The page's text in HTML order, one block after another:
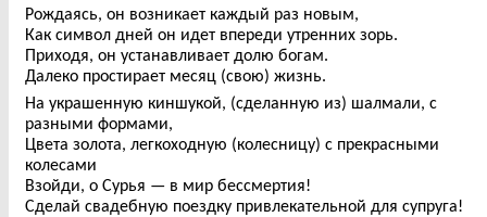
Рождаясь, он возникает каждый раз новым,
Как символ дней он идет впереди утренних зорь.
Приходя, он устанавливает долю богам.
Далеко простирает месяц (свою) жизнь.
На украшенную киншукой, (сделанную из) шалмали, с
разными формами,
Цвета золота, легкоходную (колесницу) с прекрасными
колесами
Взойди, о Сурья — в мир бессмертия!
Сделай свадебную поездку привлекательной для супруга!